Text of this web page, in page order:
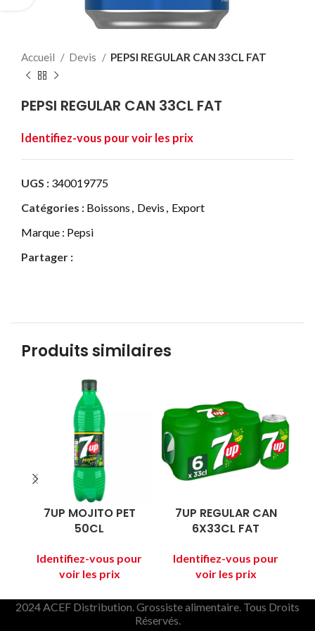
Accueil Devis PEPSI REGULAR CAN 33CL FAT
PEPSI REGULAR CAN 33CL FAT
UGS : 340019775
Catégories : Boissons , Devis , Export
Marque : Pepsi
Partager :
Produits similaires
7UP MOJITO PET
50CL
7UP REGULAR CAN
6X33CL FAT
2024 ACEF Distribution. Grossiste alimentaire. Tous Droits
Réservés.